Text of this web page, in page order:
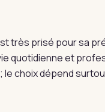
très prisé pour sa
quotidienne et
choix dépend